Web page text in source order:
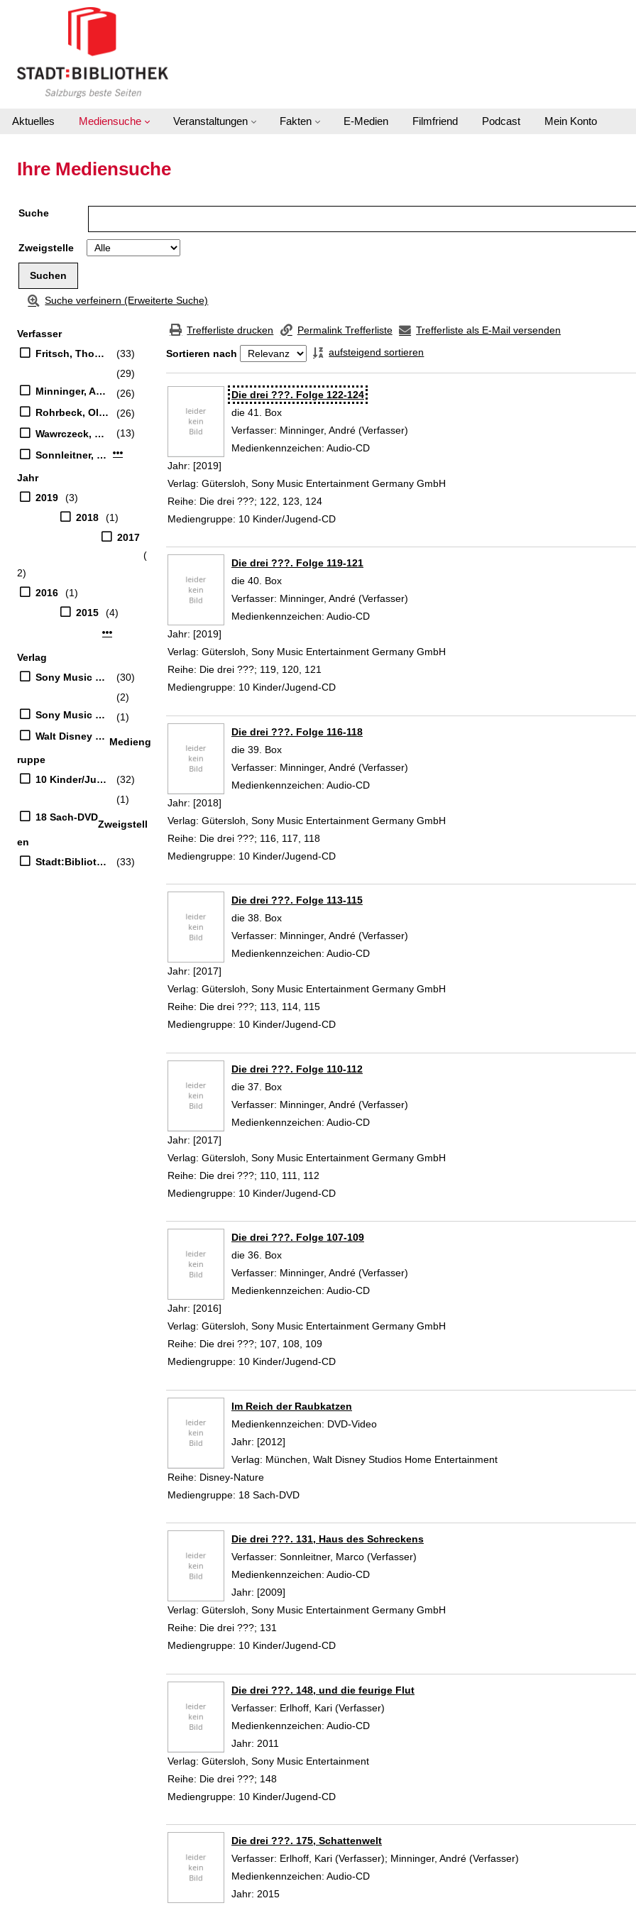
Zu den Suchfiltern springen
Zur Trefferliste springen
Aktuelles Mediensuche Veranstaltungen Fakten E-Medien Filmfriend Podcast Mein Konto
Ihre Mediensuche
Suche
Zweigstelle
Suche verfeinern (Erweiterte Suche)
Suchfilter
Verfasser
Fritsch, Thomas (Erzähler)
(33)
Minninger, André (Verfasser)
(29)
Rohrbeck, Oliver (Erzähler)
(26)
Wawrczeck, Jens (Erzähler)
(26)
Sonnleitner, Marco (Verfasser)
(13)
Mehr Verfasser-Filter anzeigen
Jahr
2019
(3)
2018
(1)
2017
(
2)
2016
(1)
2015
(4)
Mehr Jahr-Filter anzeigen
Verlag
Sony Music Entertainment Germany GmbH
(30)
Sony Music Entertainment
(2)
Walt Disney Studios Home Entertainment
(1)
Medieng
ruppe
10 Kinder/Jugend-CD
(32)
18 Sach-DVD
(1)
Zweigstell
en
Stadt:Bibliothek
(33)
Trefferliste drucken Permalink Trefferliste Trefferliste als E-Mail versenden
Sortieren nach aufsteigend sortieren
Suchergebnis
Zu den Suchfiltern springen
Die drei ???. Folge 122-124
die 41. Box
Verfasser: Minninger, André (Verfasser)
Medienkennzeichen: Audio-CD
Jahr: [2019]
Verlag: Gütersloh, Sony Music Entertainment Germany GmbH
Reihe: Die drei ???; 122, 123, 124
Mediengruppe: 10 Kinder/Jugend-CD
Die drei ???. Folge 119-121
die 40. Box
Verfasser: Minninger, André (Verfasser)
Medienkennzeichen: Audio-CD
Jahr: [2019]
Verlag: Gütersloh, Sony Music Entertainment Germany GmbH
Reihe: Die drei ???; 119, 120, 121
Mediengruppe: 10 Kinder/Jugend-CD
Die drei ???. Folge 116-118
die 39. Box
Verfasser: Minninger, André (Verfasser)
Medienkennzeichen: Audio-CD
Jahr: [2018]
Verlag: Gütersloh, Sony Music Entertainment Germany GmbH
Reihe: Die drei ???; 116, 117, 118
Mediengruppe: 10 Kinder/Jugend-CD
Die drei ???. Folge 113-115
die 38. Box
Verfasser: Minninger, André (Verfasser)
Medienkennzeichen: Audio-CD
Jahr: [2017]
Verlag: Gütersloh, Sony Music Entertainment Germany GmbH
Reihe: Die drei ???; 113, 114, 115
Mediengruppe: 10 Kinder/Jugend-CD
Die drei ???. Folge 110-112
die 37. Box
Verfasser: Minninger, André (Verfasser)
Medienkennzeichen: Audio-CD
Jahr: [2017]
Verlag: Gütersloh, Sony Music Entertainment Germany GmbH
Reihe: Die drei ???; 110, 111, 112
Mediengruppe: 10 Kinder/Jugend-CD
Die drei ???. Folge 107-109
die 36. Box
Verfasser: Minninger, André (Verfasser)
Medienkennzeichen: Audio-CD
Jahr: [2016]
Verlag: Gütersloh, Sony Music Entertainment Germany GmbH
Reihe: Die drei ???; 107, 108, 109
Mediengruppe: 10 Kinder/Jugend-CD
Im Reich der Raubkatzen
Suche nach diesem Verfasser
Medienkennzeichen: DVD-Video
Jahr: [2012]
Verlag: München, Walt Disney Studios Home Entertainment
Reihe: Disney-Nature
Mediengruppe: 18 Sach-DVD
Die drei ???. 131, Haus des Schreckens
Verfasser: Sonnleitner, Marco (Verfasser)
Medienkennzeichen: Audio-CD
Jahr: [2009]
Verlag: Gütersloh, Sony Music Entertainment Germany GmbH
Reihe: Die drei ???; 131
Mediengruppe: 10 Kinder/Jugend-CD
Die drei ???. 148, und die feurige Flut
Verfasser: Erlhoff, Kari (Verfasser)
Medienkennzeichen: Audio-CD
Jahr: 2011
Verlag: Gütersloh, Sony Music Entertainment
Reihe: Die drei ???; 148
Mediengruppe: 10 Kinder/Jugend-CD
Die drei ???. 175, Schattenwelt
Verfasser: Erlhoff, Kari (Verfasser); Minninger, André (Verfasser)
Medienkennzeichen: Audio-CD
Jahr: 2015